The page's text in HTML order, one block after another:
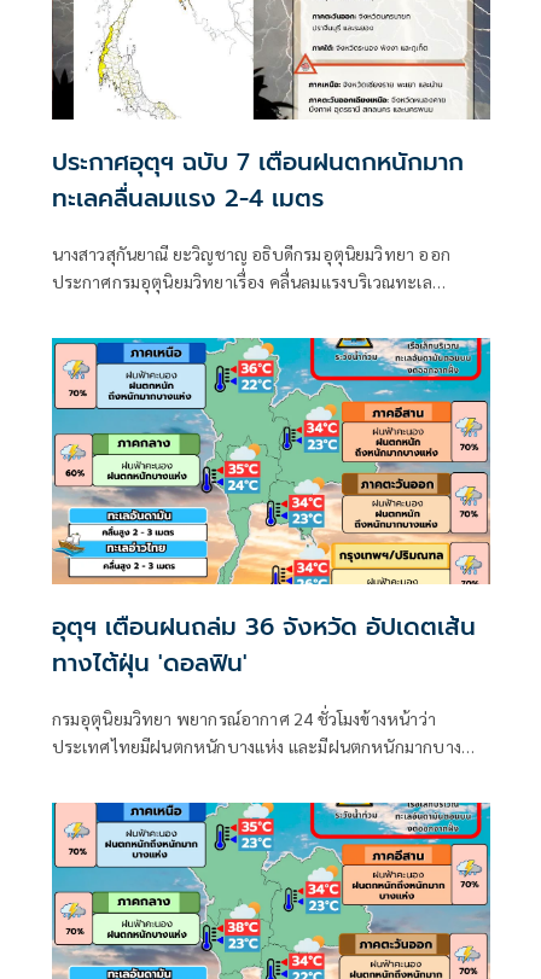
ประกาศอุตุฯ ฉบับ 7 เตือนฝนตกหนักมาก
ทะเลคลื่นลมแรง 2-4 เมตร
นางสาวสุกันยาณี ยะวิญชาญ อธิบดีกรมอุตุนิยมวิทยา ออก
ประกาศกรมอุตุนิยมวิทยาเรื่อง คลื่นลมแรงบริเวณทะเล
มากบริเวณประเทศไทย
อุตุฯ เตือนฝนถล่ม 36 จังหวัด อัปเดตเส้น
ทางไต้ฝุ่น 'ดอลฟิน'
กรมอุตุนิยมวิทยา พยากรณ์อากาศ 24 ชั่วโมงข้างหน้าว่า
ประเทศไทยมีฝนตกหนักบางแห่ง และมีฝนตกหนักมากบาง